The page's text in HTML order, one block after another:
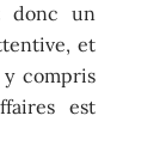
donc un
et
compris
est